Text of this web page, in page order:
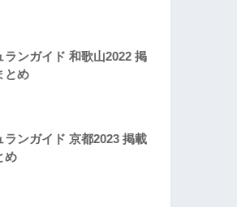
ランガイド 和歌山2022 掲
とめ
ランガイド 京都2023 掲載
め